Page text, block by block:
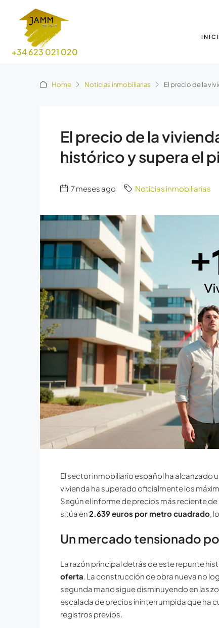
+34 623 021 020
Home Noticias inmobiliarias El precio de la
El precio de la
histórico y supera el
7 meses ago Noticias inmobiliarias
El sector inmobiliario español ha alcanzado
vivienda ha superado oficialmente los
Según el informe de precios más reciente de
sitúa en2.639 euros por metro cuadrado,
Un mercado tensionado
La razón principal detrás de este repunte
oferta. La construcción de obra nueva no
segunda mano sigue disminuyendo en las
escalada de precios ininterrumpida que ha
registros previos.